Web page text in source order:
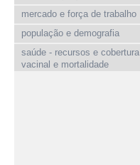
mercado e força de trabalho
população e demografia
saúde - recursos e cobertura
vacinal e mortalidade